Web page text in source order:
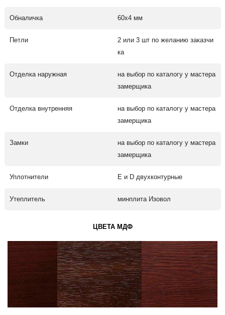
Обналичка 60х4 мм
Петли
2 или 3 шт по желанию заказчи
ка
Отделка наружная
на выбор по каталогу у мастера
замерщика
Отделка внутренняя
на выбор по каталогу у мастера
замерщика
Замки
на выбор по каталогу у мастера
замерщика
Уплотнители Е и D двухконтурные
Утеплитель минплита Изовол
ЦВЕТА МДФ